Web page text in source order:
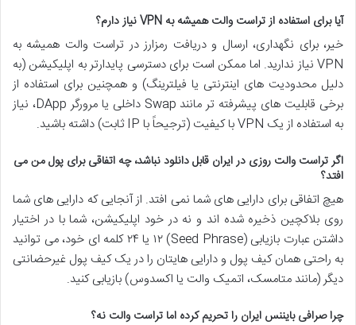
آیا برای استفاده از تراست والت همیشه به VPN نیاز دارم؟
خیر، برای نگهداری، ارسال و دریافت رمزارز در تراست والت همیشه به
VPN نیاز ندارید. اما ممکن است برای دسترسی پایدارتر به اپلیکیشن (به
دلیل محدودیت های اینترنتی یا فیلترینگ) و همچنین برای استفاده از
برخی قابلیت های پیشرفته تر مانند Swap داخلی یا مرورگر DApp، نیاز
به استفاده از یک VPN با کیفیت (ترجیحاً با IP ثابت) داشته باشید.
اگر تراست والت روزی در ایران قابل دانلود نباشد، چه اتفاقی برای پول من می
افتد؟
هیچ اتفاقی برای دارایی های شما نمی افتد. از آنجایی که دارایی های شما
روی بلاکچین ذخیره شده اند و نه در خود اپلیکیشن، شما با در اختیار
داشتن عبارت بازیابی (Seed Phrase) ۱۲ یا ۲۴ کلمه ای خود، می توانید
به راحتی همان کیف پول و دارایی هایتان را در یک کیف پول غیرحضانتی
دیگر (مانند متامسک، اتمیک والت یا اکسدوس) بازیابی کنید.
چرا صرافی بایننس ایران را تحریم کرده اما تراست والت نه؟